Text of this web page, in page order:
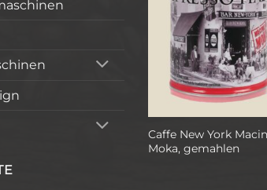
Caffe New York
Moka, gemahlen